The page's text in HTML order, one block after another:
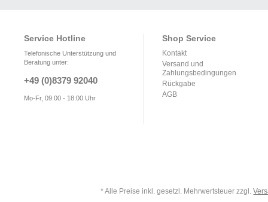
Service Hotline
Telefonische Unterstützung und
Beratung unter:
+49 (0)8379 92040
Mo-Fr, 09:00 - 18:00 Uhr
Shop Service
Kontakt
Versand und
Zahlungsbedingungen
Rückgabe
AGB
* Alle Preise inkl. gesetzl. Mehrwertsteuer zzgl.